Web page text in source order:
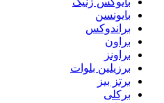
بایونسن
براندوکس
براون
براونز
برزیلین بلوات
برتز بیز
برکلی